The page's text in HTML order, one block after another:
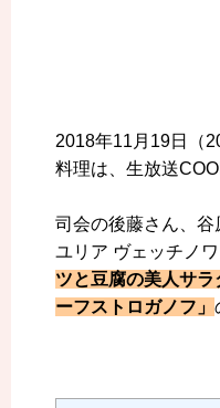
2018年11月19日（
料理は、生放送
司会の後藤さん、谷
ユリア ヴェッチノ
ツと豆腐の美人サラ
ーフストロガノフ」